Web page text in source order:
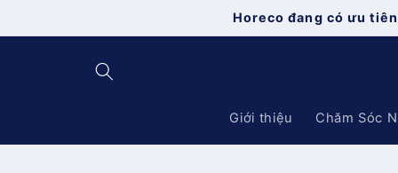
dung
Horeco đang có ưu
Giới thiệu Chăm Sóc